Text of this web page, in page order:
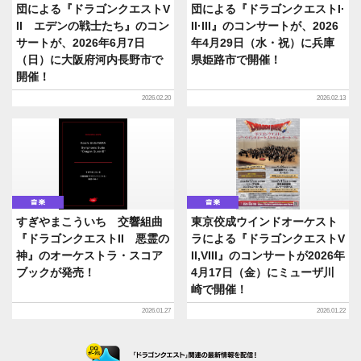
団による『ドラゴンクエストV
II エデンの戦士たち』のコン
サートが、2026年6月7日
（日）に大阪府河内長野市で
開催！
2026.02.20
団による『ドラゴンクエストI·
II·III』のコンサートが、2026
年4月29日（水・祝）に兵庫
県姫路市で開催！
2026.02.13
音楽
すぎやまこういち 交響組曲
『ドラゴンクエストII 悪霊の
神』のオーケストラ・スコア
ブックが発売！
2026.01.27
音楽
東京佼成ウインドオーケスト
ラによる『ドラゴンクエストV
II,VIII』のコンサートが2026年
4月17日（金）にミューザ川
崎で開催！
2026.01.22